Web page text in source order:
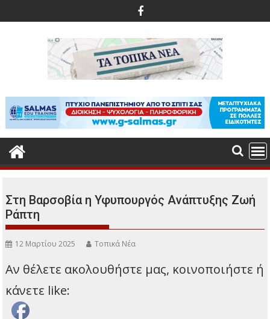
στο
περιεχόμενο
Στη Βαρσοβία η Υφυπουργός Ανάπτυξης Ζωή
Ράπτη
12 Μαρτίου 2025 Τοπικά Νέα
Αν θέλετε ακολουθήστε μας, κοινοποιήστε ή
κάνετε like: